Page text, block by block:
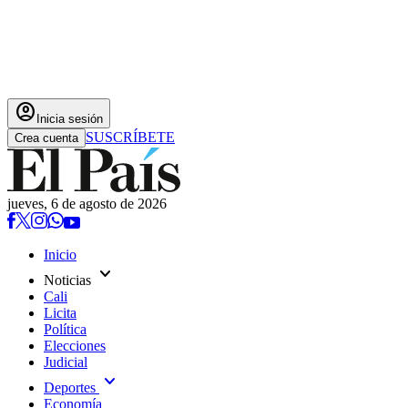
account_circle Inicia sesión
Crea cuenta SUSCRÍBETE
jueves, 6 de agosto de 2026
Inicio
Noticias expand_more
Cali
Licita
Política
Elecciones
Judicial
Deportes expand_more
Economía